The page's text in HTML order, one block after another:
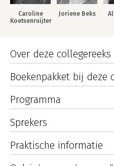
Caroline
Koetsenruijter
Joriene Beks
Over deze collegereeks
Boekenpakket bij deze
Programma
Sprekers
Praktische informatie